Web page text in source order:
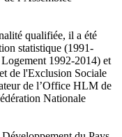
qualifiée, il a été
statistique (1991-
1992-2014) et
de l'Exclusion Sociale
de l’Office HLM de
Nationale